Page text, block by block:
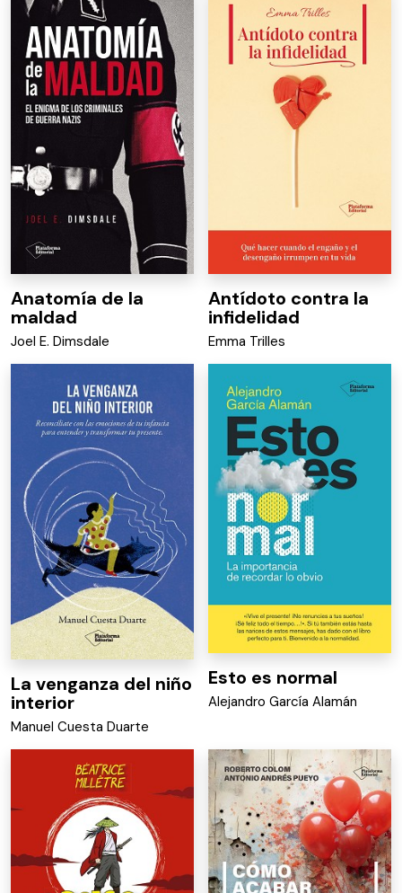
Anatomía de la
maldad
Joel E. Dimsdale
Antídoto contra la
infidelidad
Emma Trilles
La venganza del niño
interior
Manuel Cuesta Duarte
Esto es normal
Alejandro García Alamán